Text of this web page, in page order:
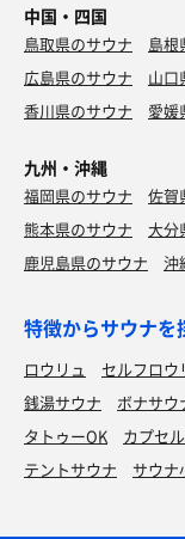
中国・四国
鳥取県のサウナ 島根
広島県のサウナ
山口
香川県のサウナ
愛媛
九州・沖縄
福岡県のサウナ 佐賀
熊本県のサウナ
大分
鹿児島県のサウナ
沖
特徴からサウナを
ロウリュ セルフロウ
銭湯サウナ
ボナサウ
タトゥーOK
カプセ
テントサウナ
サウナ